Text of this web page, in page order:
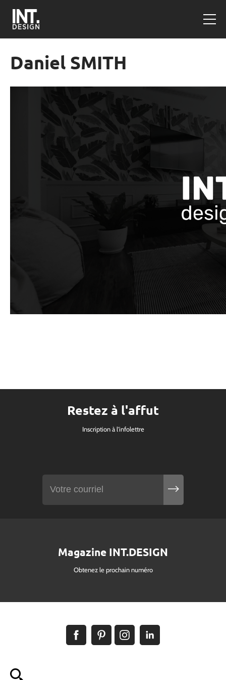
Daniel SMITH
Restez à l'affut
Inscription à l'infolettre
Magazine INT.DESIGN
Obtenez le prochain numéro